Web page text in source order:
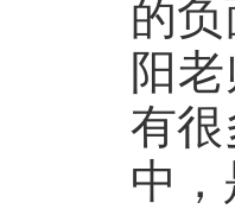
的
阳
有很
中